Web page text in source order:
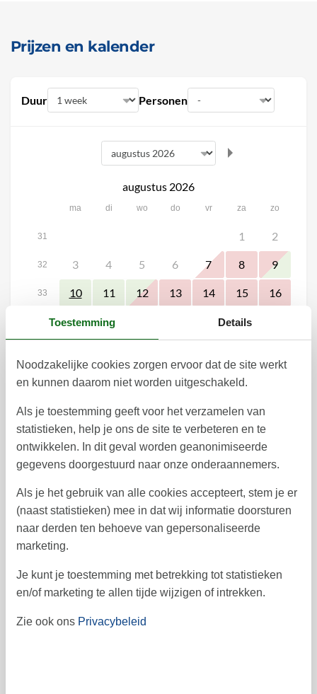
Prijzen en kalender
Duur Personen
augustus 2026
ma di wo do vr za zo
31 1 2
32 3 4 5 6 7 8 9
33 10 11 12 13 14 15 16
17 18 22
31
di
36 1 2 3 4 5
38 14 15 16 17 18 19 20
39 21 22 23 24 25 26
41
Toestemming Details
Noodzakelijke cookies zorgen ervoor dat de site werkt
en kunnen daarom niet worden uitgeschakeld.
Als je toestemming geeft voor het verzamelen van
statistieken, help je ons de site te verbeteren en te
ontwikkelen. In dit geval worden geanonimiseerde
gegevens doorgestuurd naar onze onderaannemers.
Als je het gebruik van alle cookies accepteert, stem je er
(naast statistieken) mee in dat wij informatie doorsturen
naar derden ten behoeve van gepersonaliseerde
marketing.
Je kunt je toestemming met betrekking tot statistieken
en/of marketing te allen tijde wijzigen of intrekken.
Zie ook ons Privacybeleid